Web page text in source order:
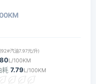
92#汽油7.97元/升)
L/100KM
耗 7.79L/100KM